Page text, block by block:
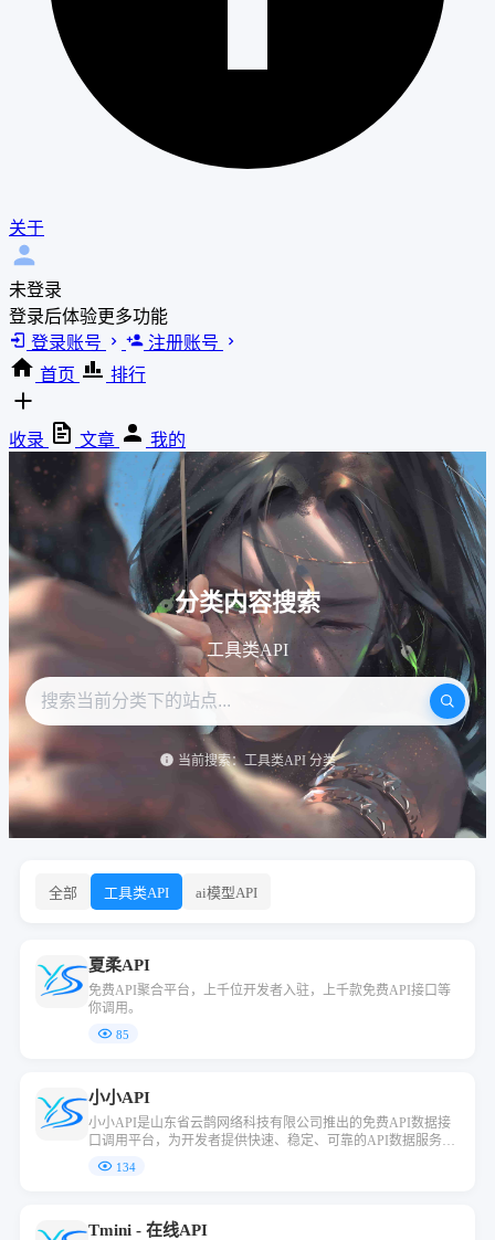
关于
未登录
登录后体验更多功能
登录账号
注册账号
首页
排行
收录 文章 我的
分类内容搜索
工具类API
当前搜索：工具类API 分类
全部 工具类API ai模型API
夏柔API
免费API聚合平台，上千位开发者入驻，上千款免费API接口等
你调用。
85
小小API
小小API是山东省云鹊网络科技有限公司推出的免费API数据接
口调用平台，为开发者提供快速、稳定、可靠的API数据服务，
涵盖多种聚合数据接口，助力高效开发。
134
Tmini - 在线API